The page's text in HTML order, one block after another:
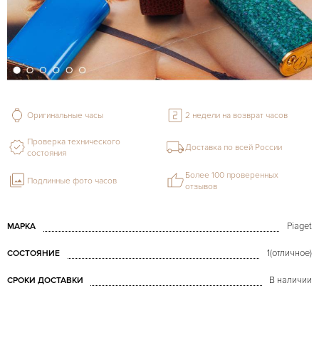
МАРКА Piaget
СОСТОЯНИЕ 1(отличное)
СРОКИ ДОСТАВКИ В наличии
Оригинальные часы 2 недели на возврат часов
Проверка технического
состояния
Доставка по всей России
Подлинные фото часов
Более 100 проверенных
отзывов